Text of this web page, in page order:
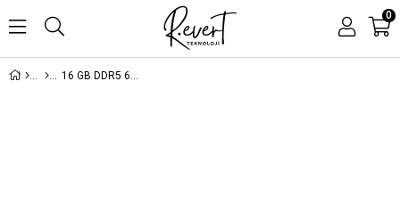
0
16 GB DDR5 6000MHZ TWINMOS VOLTX SOĞUTUCULU CL36 DT TMD516GB6000U36